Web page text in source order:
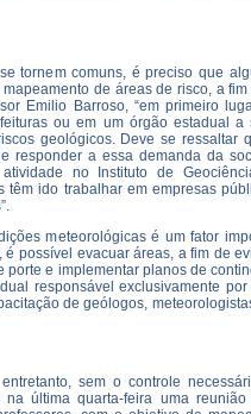
tornem comuns, é preciso que
de áreas de risco, a
Emilio Barroso, “em primeiro
ou em um órgão estadual
geológicos. Deve se ressaltar
responder a essa demanda da
no Instituto de
têm ido trabalhar em empresas
meteorológicas é um fator
possível evacuar áreas, a fim de
porte e implementar planos de
responsável exclusivamente
de geólogos,
sem o controle
última quarta-feira uma